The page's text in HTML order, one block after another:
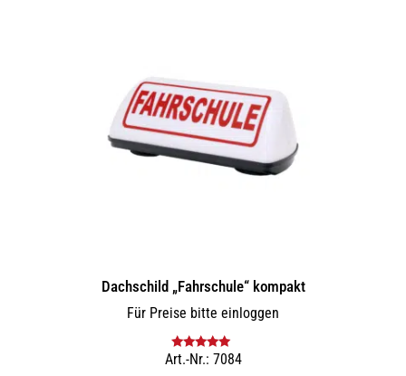
Dachschild „Fahrschule“ kompakt
Für Preise bitte einloggen
Bewertet mit
Art.-Nr.: 7084